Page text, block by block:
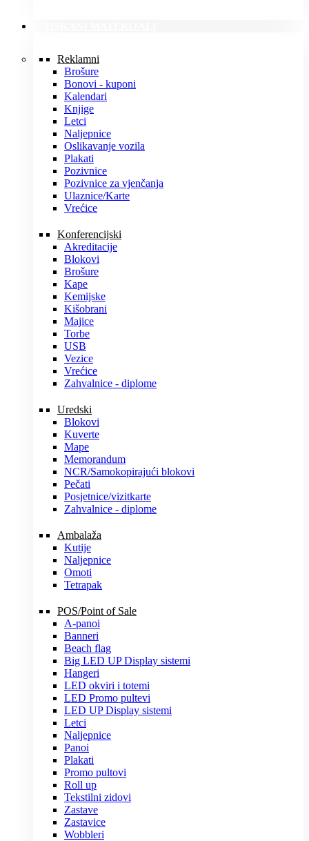
Reklamni
Brošure
Bonovi - kuponi
Kalendari
Knjige
Letci
Naljepnice
Oslikavanje vozila
Plakati
Pozivnice
Pozivnice za vjenčanja
Ulaznice/Karte
Vrećice
Konferencijski
Akreditacije
Blokovi
Brošure
Kape
Kemijske
Kišobrani
Majice
Torbe
USB
Vezice
Vrećice
Zahvalnice - diplome
Uredski
Blokovi
Kuverte
Mape
Memorandum
NCR/Samokopirajući blokovi
Pečati
Posjetnice/vizitkarte
Zahvalnice - diplome
Ambalaža
Kutije
Naljepnice
Omoti
Tetrapak
POS/Point of Sale
A-panoi
Banneri
Beach flag
Big LED UP Display sistemi
Hangeri
LED okviri i totemi
LED Promo pultevi
LED UP Display sistemi
Letci
Naljepnice
Panoi
Plakati
Promo pultovi
Roll up
Tekstilni zidovi
Zastave
Zastavice
Wobbleri